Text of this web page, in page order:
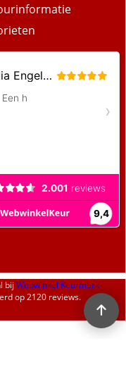
bij Webwinkel Keurmerk
op 2120 reviews.